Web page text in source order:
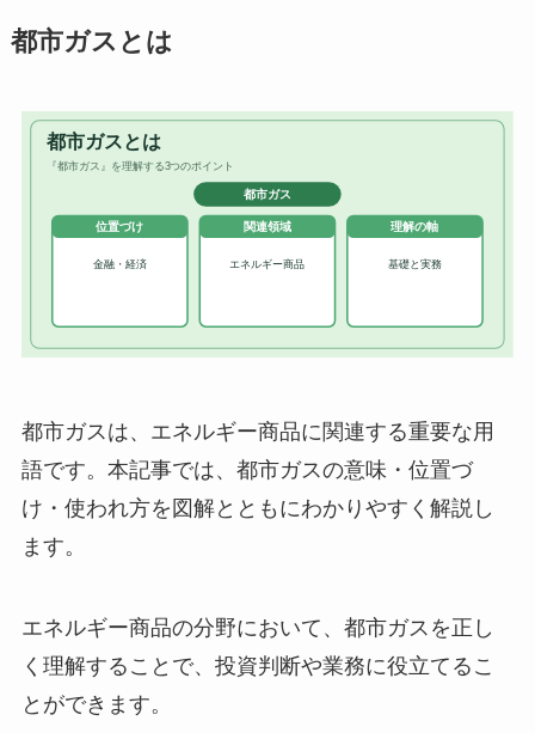
都市ガスとは
都市ガスは、エネルギー商品に関連する重要な用
語です。本記事では、都市ガスの意味・位置づ
け・使われ方を図解とともにわかりやすく解説し
ます。
エネルギー商品の分野において、都市ガスを正し
く理解することで、投資判断や業務に役立てるこ
とができます。